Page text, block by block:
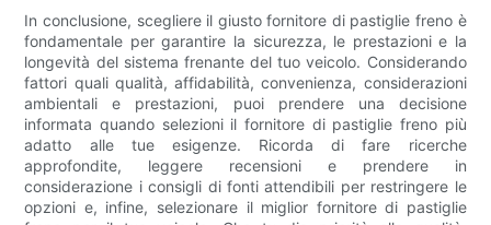
In conclusione, scegliere il giusto fornitore di pastiglie freno è
fondamentale per garantire la sicurezza, le prestazioni e la
longevità del sistema frenante del tuo veicolo. Considerando
fattori quali qualità, affidabilità, convenienza, considerazioni
ambientali e prestazioni, puoi prendere una decisione
informata quando selezioni il fornitore di pastiglie freno più
adatto alle tue esigenze. Ricorda di fare ricerche
approfondite, leggere recensioni e prendere in
considerazione i consigli di fonti attendibili per restringere le
opzioni e, infine, selezionare il miglior fornitore di pastiglie